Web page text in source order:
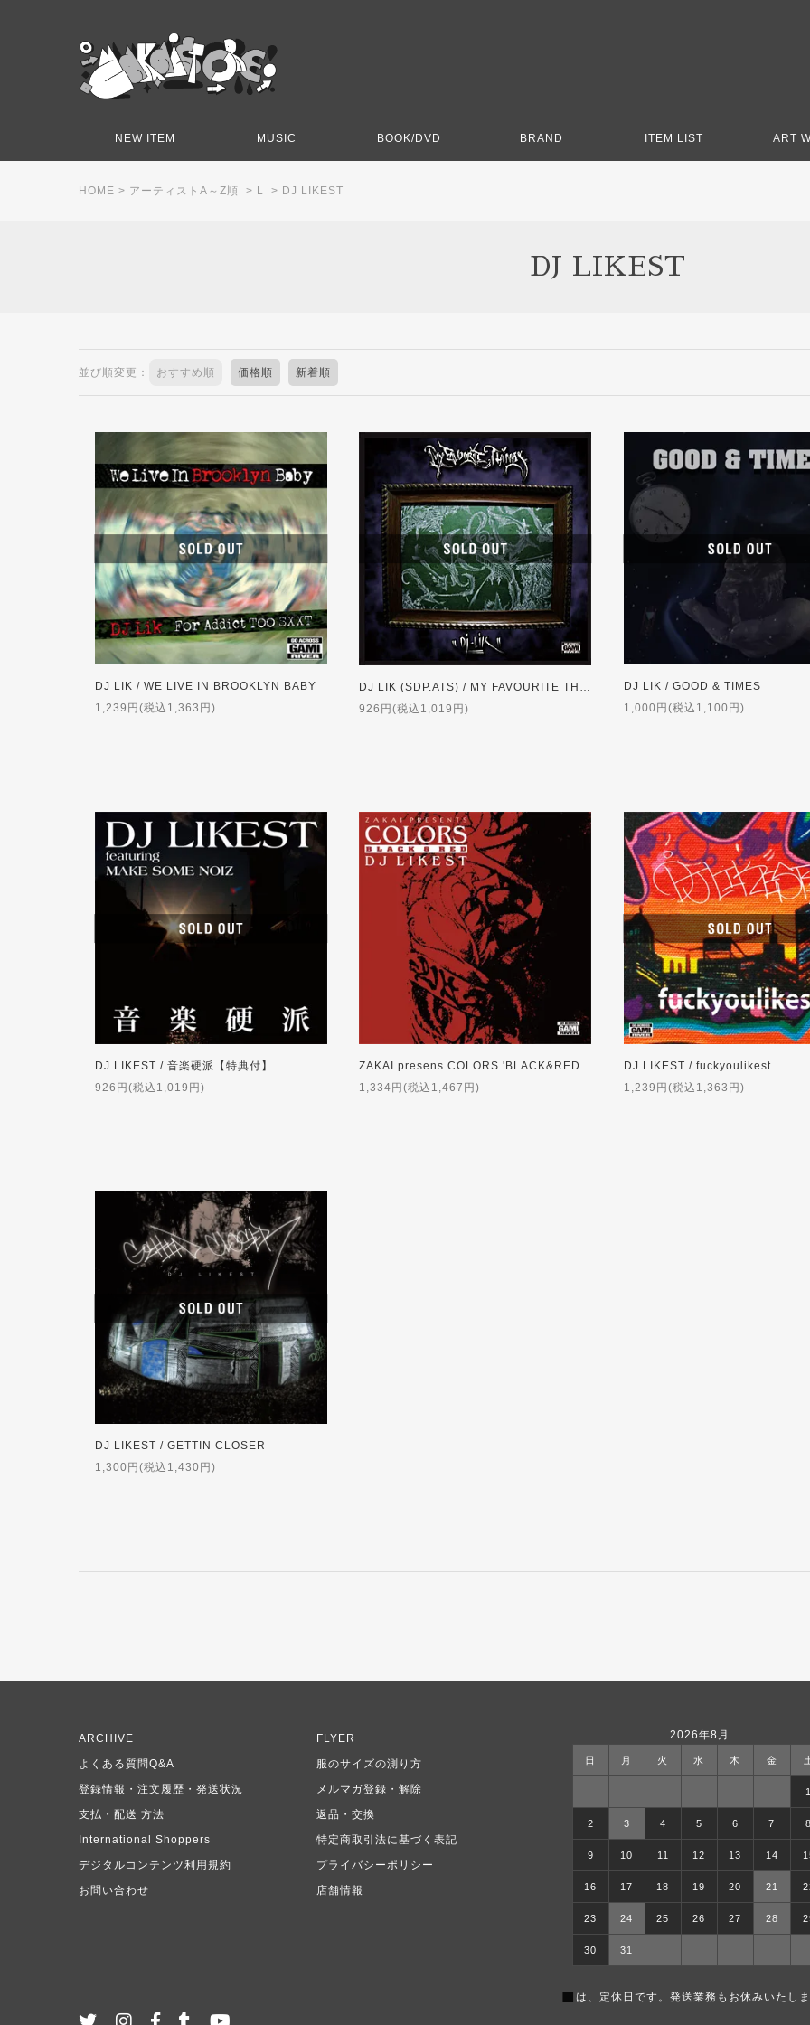
NEW ITEM MUSIC BOOK/DVD BRAND ITEM LIST ART
HOME > アーティストA～Z順 > L > DJ LIKEST
DJ LIKEST
並び順変更： おすすめ順 価格順 新着順
DJ LIK / WE LIVE IN BROOKLYN BABY
1,239円(税込1,363円)
DJ LIK (SDP.ATS) / MY FAVOURITE THINGS
926円(税込1,019円)
DJ LIK / GOOD & TIMES
1,000円(税込1,100円)
DJ LIKEST / 音楽硬派【特典付】
926円(税込1,019円)
ZAKAI presens COLORS 'BLACK&RED' / DJ LIKEST
1,334円(税込1,467円)
DJ LIKEST / fuckyoulikest
1,239円(税込1,363円)
DJ LIKEST / GETTIN CLOSER
1,300円(税込1,430円)
2026年8月
日 月 火 水 木 金
2 3 4 5 6 7
9 10 11 12 13 14
16 17 18 19 20 21
23 24 25 26 27 28
30 31
■ は、定休日です。発送業務もお休みいたし
ARCHIVE
FLYER
よくある質問Q&A
服のサイズの測り方
登録情報・注文履歴・発送状況
メルマガ登録・解除
支払・配送 方法
返品・交換
International Shoppers
特定商取引法に基づく表記
デジタルコンテンツ利用規約
プライバシーポリシー
お問い合わせ
店舗情報